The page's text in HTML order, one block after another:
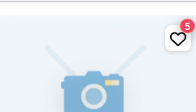
5